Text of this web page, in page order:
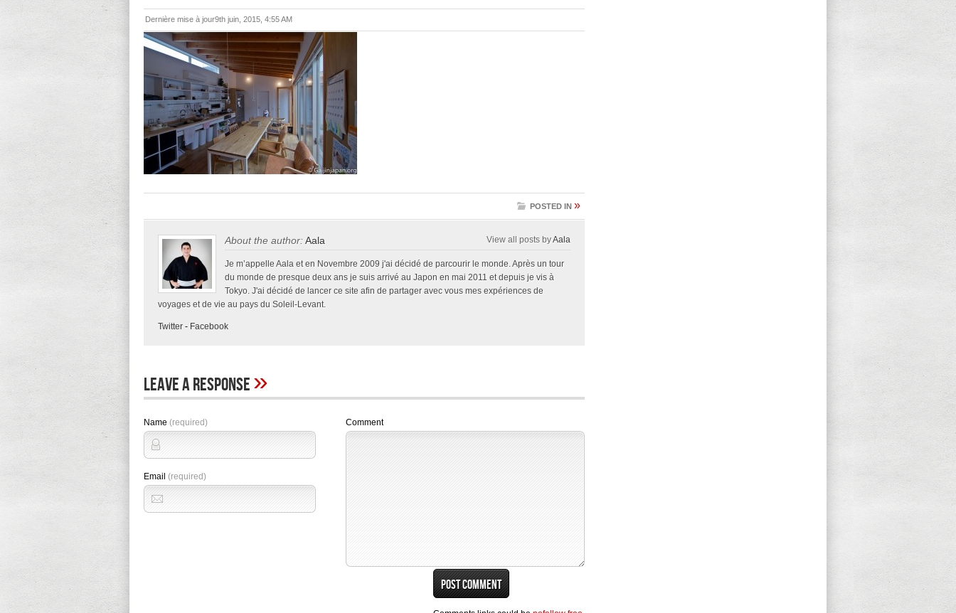
Dernière mise à jour9th juin, 2015, 4:55 AM
POSTED IN »
About the author:Aala View all posts byAala
Je m’appelle Aala et en Novembre 2009 j'ai décidé de parcourir le monde. Après un tour
du monde de presque deux ans je suis arrivé au Japon en mai 2011 et depuis je vis à
Tokyo. J'ai décidé de lancer ce site afin de partager avec vous mes expériences de
voyages et de vie au pays du Soleil-Levant.
Twitter - Facebook
Leave A Response»
Name (required)
Email (required)
Comment